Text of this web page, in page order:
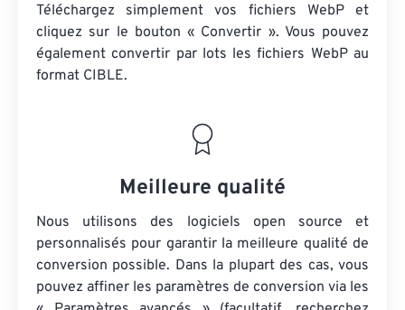
Téléchargez simplement vos fichiers WebP et
cliquez sur le bouton « Convertir ». Vous pouvez
également convertir par lots les fichiers WebPau
format CIBLE.
Meilleure qualité
Nous utilisons des logiciels open source et
personnalisés pour garantir la meilleure qualité de
conversion possible. Dans la plupart des cas, vous
pouvez affiner les paramètres de conversion via les